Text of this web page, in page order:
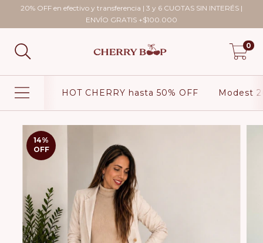
20% OFF en efectivo y transferencia | 3 y 6 CUOTAS SIN INTERÉS |
ENVÍO GRATIS +$100.000
0
HOT CHERRY hasta 50% OFF Modest
14%
OFF